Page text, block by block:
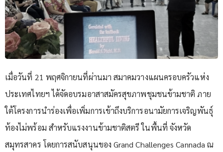
เมื่อวันที่ 21 พฤศจิกายนที่ผ่านมา สมาคมวางแผนครอบครัวแห่ง
ประเทศไทยฯ ได้จัดอบรมอาสาสมัครสุขภาพชุมชนข้ามชาติ ภาย
ใต้โครงการนำร่องเพื่อเพิ่มการเข้าถึงบริการอนามัยการเจริญพันธุ์
ท้องไม่พร้อม สำหรับแรงงานข้ามชาติสตรี ในพื้นที่ จังหวัด
สมุทรสาคร โดยการสนับสนุนของ Grand Challenges Cannada ณ